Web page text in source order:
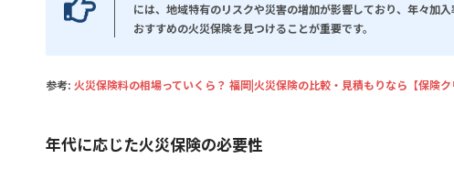
には、地域特有のリスクや災害の増加が影響しており、年々加
おすすめの火災保険を見つけることが重要です。
参考: 火災保険料の相場っていくら？ 福岡|火災保険の比較・見積もりなら【保険ク
年代に応じた火災保険の必要性